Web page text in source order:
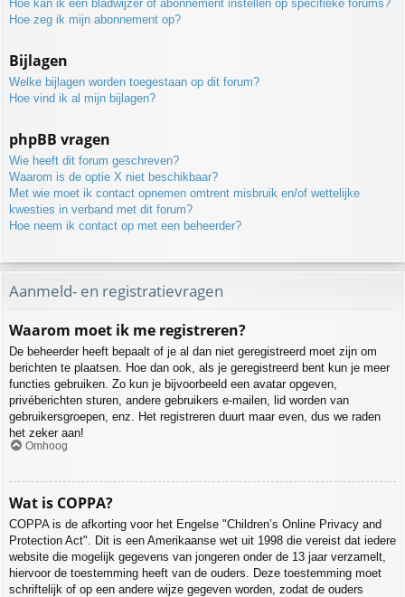
Hoe kan ik een bladwijzer of abonnement instellen op specifieke forums?
Hoe zeg ik mijn abonnement op?
Bijlagen
Welke bijlagen worden toegestaan op dit forum?
Hoe vind ik al mijn bijlagen?
phpBB vragen
Wie heeft dit forum geschreven?
Waarom is de optie X niet beschikbaar?
Met wie moet ik contact opnemen omtrent misbruik en/of wettelijke
kwesties in verband met dit forum?
Hoe neem ik contact op met een beheerder?
Aanmeld- en registratievragen
Waarom moet ik me registreren?
De beheerder heeft bepaalt of je al dan niet geregistreerd moet zijn om
berichten te plaatsen. Hoe dan ook, als je geregistreerd bent kun je meer
functies gebruiken. Zo kun je bijvoorbeeld een avatar opgeven,
privéberichten sturen, andere gebruikers e-mailen, lid worden van
gebruikersgroepen, enz. Het registreren duurt maar even, dus we raden
het zeker aan!
Omhoog
Wat is COPPA?
COPPA is de afkorting voor het Engelse "Children’s Online Privacy and
Protection Act". Dit is een Amerikaanse wet uit 1998 die vereist dat iedere
website die mogelijk gegevens van jongeren onder de 13 jaar verzamelt,
hiervoor de toestemming heeft van de ouders. Deze toestemming moet
schriftelijk of op een andere wijze gegeven worden, zodat de ouders